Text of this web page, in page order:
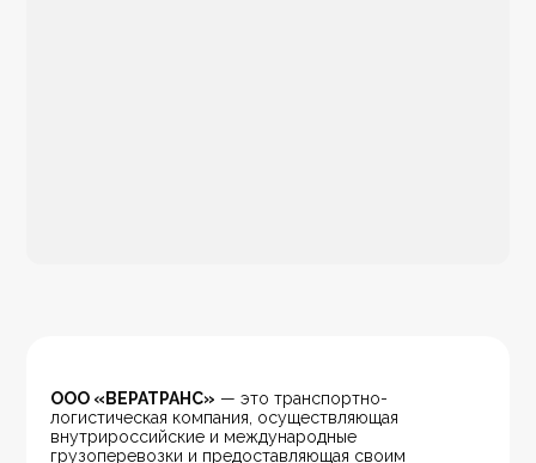
ООО «ВЕРАТРАНС» — это транспортно-
логистическая компания, осуществляющая
внутрироссийские и международные
грузоперевозки и предоставляющая своим